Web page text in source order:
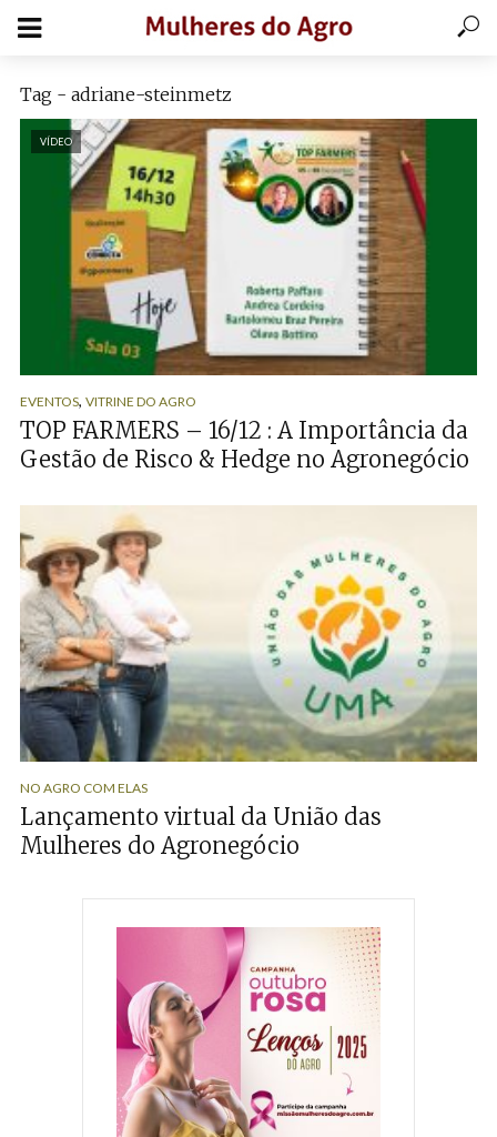
Tag - adriane-steinmetz
VÍDEO
EVENTOS, VITRINE DO AGRO
TOP FARMERS – 16/12 : A Importância da
Gestão de Risco & Hedge no Agronegócio
NO AGRO COM ELAS
Lançamento virtual da União das
Mulheres do Agronegócio